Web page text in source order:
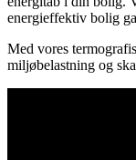
energieffektiv bolig
Med vores
miljøbelastning og